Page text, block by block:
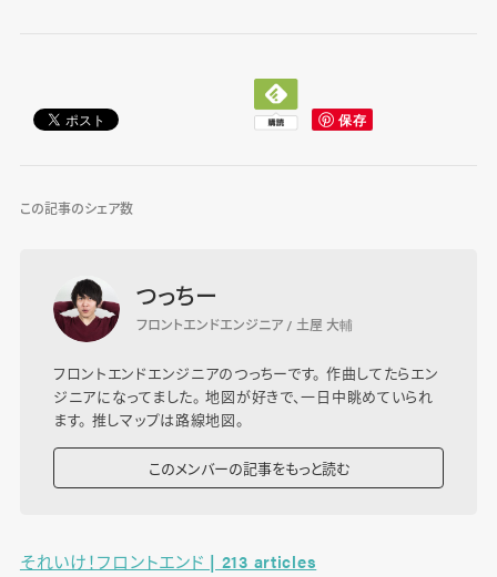
この記事のシェア数
つっちー
フロントエンドエンジニア / 土屋 大輔
フロントエンドエンジニアのつっちーです。 作曲してたらエン
ジニアになってました。 地図が好きで、一日中眺めていられ
ます。 推しマップは路線地図。
このメンバーの記事をもっと読む
それいけ！フロントエンド | 213 articles